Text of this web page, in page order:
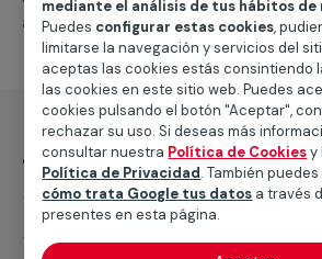
adecuados.
¿Qué incluye?
Desplazamiento
Presupuesto gratis y sin
mediante el análisis de tus hábitos de
Puedes configurar estas cookies,
limitarse la navegación y servicios del
aceptas las cookies estás consintiendo
las cookies en este sitio web. Puedes
cookies pulsando el botón "Aceptar",
rechazar su uso. Si deseas más
consultar nuestra Política de Cookiesy
Política de Privacidad. También
cómo trata Google tus datos a través
presentes en esta página.